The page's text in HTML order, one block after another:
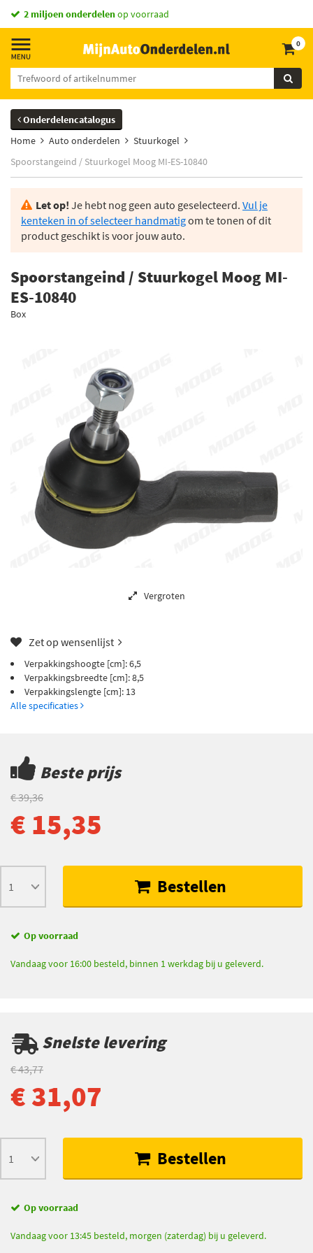
2 miljoen onderdelenop voorraad
0
Onderdelencatalogus
Home
Auto onderdelen
Stuurkogel
Spoorstangeind / Stuurkogel Moog MI-ES-10840
Let op! Je hebt nog geen auto geselecteerd. Vul je
kenteken in of selecteer handmatigom te tonen of dit
product geschikt is voor jouw auto.
Spoorstangeind / Stuurkogel Moog MI-
ES-10840
Box
Vergroten
Zet op wensenlijst
Verpakkingshoogte [cm]: 6,5
Verpakkingsbreedte [cm]: 8,5
Verpakkingslengte [cm]: 13
Alle specificaties
Beste prijs
€ 39,36
€ 15,35
Bestellen
Op voorraad
Vandaag voor 16:00 besteld, binnen 1 werkdag bij u geleverd.
Snelste levering
€ 43,77
€ 31,07
Bestellen
Op voorraad
Vandaag voor 13:45 besteld, morgen (zaterdag) bij u geleverd.